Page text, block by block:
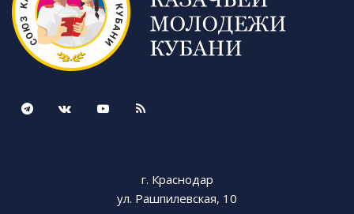
г. Краснодар
ул. Рашпилевская, 10